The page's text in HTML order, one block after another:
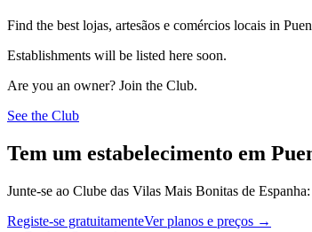
Find the best lojas, artesãos e comércios locais in
Establishments will be listed here soon.
Are you an owner? Join the Club.
See the Club
Tem um estabelecimento em
Junte-se ao Clube das Vilas Mais Bonitas de
Registe-se gratuitamenteVer planos e preços →